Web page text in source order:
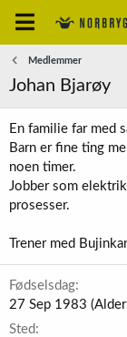
Medlemmer
Johan Bjarøy
En familie far med
Barn er fine ting
noen timer.
Jobber som
prosesser.
Trener med
Fødselsdag
27 Sep 1983
Sted